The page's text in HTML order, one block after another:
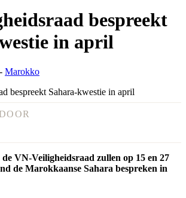
bespreekt
in april
- Marokko
VN-Veiligheidsraad zullen op 15 en 27
de Marokkaanse Sahara bespreken in